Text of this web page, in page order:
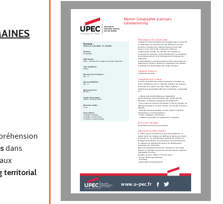
dans
territorial
Master Géographie parcours
Géomarketing
Présentation de la formation
L’objectif du master Géomarketing en apprentissage est de former
les étudiant(e)s à la compréhension des différences entre les
territoires, à l'analyse des comportements des acteurs dans
l'espace et aux outils d'aide à la décision relatifs aux
caractéristiques spatiales des marchés, aux stratégies de
localisation des entreprises et des administrations, aux politiques
de marketing territorial et de développement économique des
collectivités.
Le géomarketing ou marketing spatial est l’une des branches du
marketing, et consiste à analyser le comportement des individus
économiques en tenant compte des notions d’espaces.
Capacité d'accueil
15 étudiants par année
Compétence(s) visée(s)
Le master Géomarketing combine étroitement la formation aux
savoirs disciplinaires avec les méthodes d’analyse des stratégies
territoriales et la maîtrise des outils métiers (systèmes
d’information géographique [SIG], bases de données, cartographie,
etc.) :
- connaissances interdisciplinaires en géographie
socioéconomique, économie spatiale, géo-organisation des
entreprises, marketing et politique de développement ;
- mise en place de solutions SIG incluant à la fois les concepts, les
méthodes d’analyse et les outils (comme : Geoconcept, ArcView et
Mapinfo);
- méthodes d’analyse statistique et outils d’aide à la décision
d’implantation et de développement ;
- études stratégiques commerciales ;
- compétences générales en management et en gestion.
Poursuites d'études
Possibilité de poursuivre par un doctorat.
Débouchés professionnels
Le métier visé par la formation est celui de géomarketeur. Le
master fournit aux étudiants les méthodes d’expertise et d’aide à
la décision sur : les caractéristiques spatiales des marchés, les
stratégies de localisation des entreprises et des administrations,
les politiques de marketing territorial et de développement
économique des collectivités.
Après avoir débuté dans des postes d’analystes ou de chargés
d’études, les diplômés du master deviennent chefs de projet puis
responsables de service.
Exemples de postes offerts à l’issue du master :
- Chargé d’études géomarketing
- Consultant
- Responsable du développement
Domaine :
Sciences humaines et sociales
Mention :
Géographie
UFR/Institut :
UPEC - UFR de Lettres langues et sciences humaines
Type de diplôme :
Master
Niveau(x) de recrutement :
Bac + 3
Niveau de diplôme :
Bac + 5
Niveau de sortie :
Niveau 1
Lieu(x) de formation :
Créteil - Campus Centre
Durée des études :
2 ans
Accessible en :
Formation continue,
Formation en alternance,
Formation en apprentissage
www.u-pec.fr